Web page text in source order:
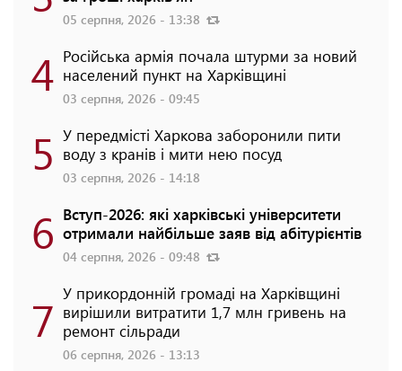
05 серпня, 2026 - 13:38
4 Російська армія почала штурми за новий
населений пункт на Харківщині
03 серпня, 2026 - 09:45
5 У передмісті Харкова заборонили пити
воду з кранів і мити нею посуд
03 серпня, 2026 - 14:18
6 Вступ-2026: які харківські університети
отримали найбільше заяв від абітурієнтів
04 серпня, 2026 - 09:48
7 У прикордонній громаді на Харківщині
вирішили витратити 1,7 млн гривень на
ремонт сільради
06 серпня, 2026 - 13:13